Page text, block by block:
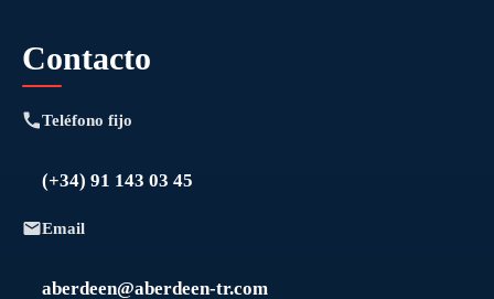
Contacto
Teléfono fijo
(+34) 91 143 03 45
Email
aberdeen@aberdeen-tr.com